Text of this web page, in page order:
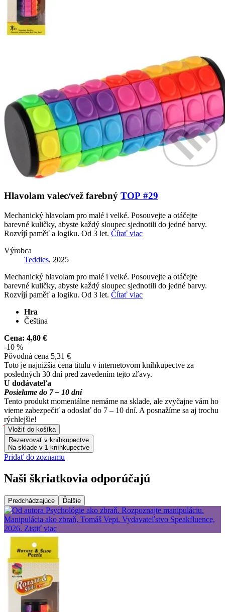
Hlavolam valec/vež farebný TOP #29
Mechanický hlavolam pro malé i velké. Posouvejte a otáčejte
barevné kuličky, abyste každý sloupec sjednotili do jedné barvy.
Rozvíjí paměť a logiku. Od 3 let. Čítať viac
Výrobca
Teddies, 2025
Mechanický hlavolam pro malé i velké. Posouvejte a otáčejte
barevné kuličky, abyste každý sloupec sjednotili do jedné barvy.
Rozvíjí paměť a logiku. Od 3 let. Čítať viac
Hra
Čeština
Cena: 4,80 €
-10 %
Pôvodná cena 5,31 €
Toto je najnižšia cena titulu v internetovom kníhkupectve za
posledných 30 dní pred zavedením tejto zľavy.
U dodávateľa
Posielame do 7 – 10 dní
Tento produkt momentálne nemáme na sklade, ale zvyčajne vám ho
vieme zabezpečiť a odoslať do 7 – 10 dní. A posnažíme sa aj trochu
rýchlejšie!
Vložiť do košíka
Rezervovať v kníhkupectve
Na sklade v 1 kníhkupectve
Pridať do zoznamu
Naši škriatkovia odporúčajú
Predchádzajúce Ďalšie